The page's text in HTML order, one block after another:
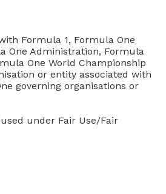
Formula 1, Formula One
One Administration, Formula
One World Championship
or entity associated with
governing organisations or
under Fair Use/Fair